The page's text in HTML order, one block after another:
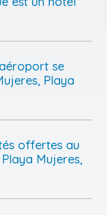
se
Playa
offertes au
Mujeres,